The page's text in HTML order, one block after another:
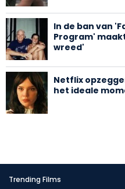
In de ban van
Program'
wreed'
Netflix
het ideale
Trending Films